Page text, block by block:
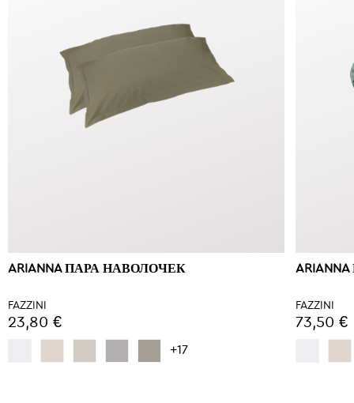
ARIANNA ПАРА НАВОЛОЧЕК
FAZZINI
23,80 €
+17
FAZZINI
73,50 €